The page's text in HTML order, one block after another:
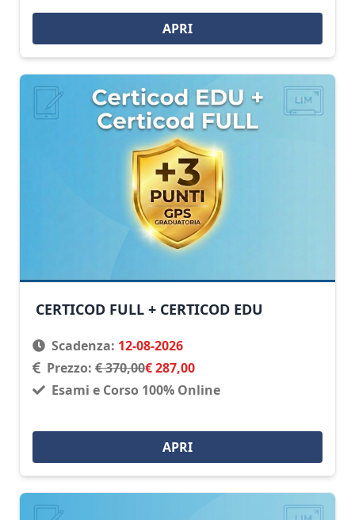
APRI
CERTICOD FULL + CERTICOD EDU
Scadenza: 12-08-2026
Prezzo: € 370,00€ 287,00
Esami e Corso 100% Online
APRI